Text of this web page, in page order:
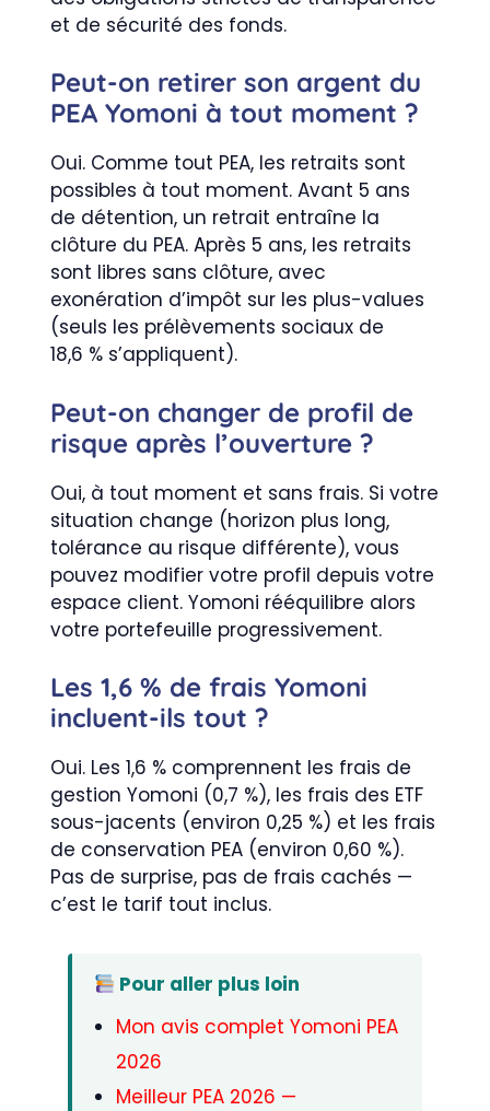
et de sécurité des fonds.
Peut-on retirer son argent du
PEA Yomoni à tout moment ?
Oui. Comme tout PEA, les retraits sont
possibles à tout moment. Avant 5 ans
de détention, un retrait entraîne la
clôture du PEA. Après 5 ans, les retraits
sont libres sans clôture, avec
exonération d’impôt sur les plus-values
(seuls les prélèvements sociaux de
18,6 % s’appliquent).
Peut-on changer de profil de
risque après l’ouverture ?
Oui, à tout moment et sans frais. Si votre
situation change (horizon plus long,
tolérance au risque différente), vous
pouvez modifier votre profil depuis votre
espace client. Yomoni rééquilibre alors
votre portefeuille progressivement.
Les 1,6 % de frais Yomoni
incluent-ils tout ?
Oui. Les 1,6 % comprennent les frais de
gestion Yomoni (0,7 %), les frais des ETF
sous-jacents (environ 0,25 %) et les frais
de conservation PEA (environ 0,60 %).
Pas de surprise, pas de frais cachés —
c’est le tarif tout inclus.
Pour aller plus loin
Mon avis complet Yomoni PEA
2026
Meilleur PEA 2026 —